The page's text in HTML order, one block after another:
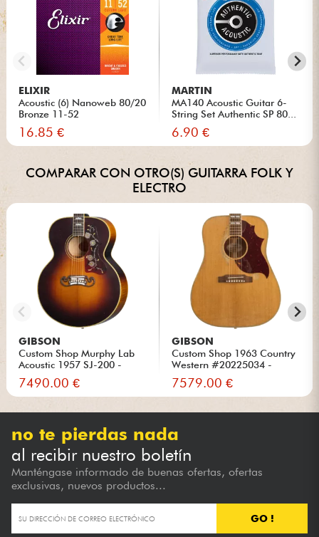
ELIXIR
Acoustic (6) Nanoweb 80/20
Bronze 11-52
16.85 €
MARTIN
MA140 Acoustic Guitar 6-
String Set Authentic SP 80...
6.90 €
COMPARAR CON OTRO(S) GUITARRA FOLK Y
ELECTRO
GIBSON
Custom Shop Murphy Lab
Acoustic 1957 SJ-200 -
Ligh...
7490.00 €
GIBSON
Custom Shop 1963 Country
Western #20225034 -
Murph...
7579.00 €
no te pierdas nada
al recibir nuestro boletín
Manténgase informado de buenas ofertas, ofertas
exclusivas, nuevos productos...
GO !